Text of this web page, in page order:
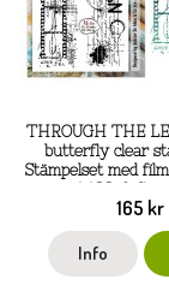
THROUGH THE
butterfly clear
Stämpelset med
165 kr
Info